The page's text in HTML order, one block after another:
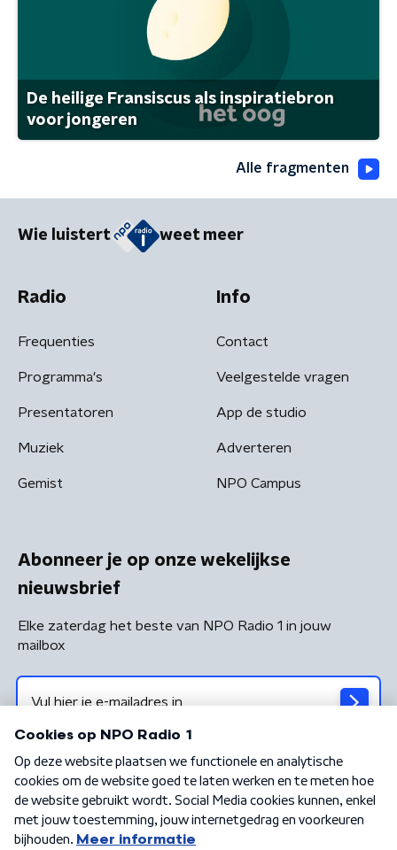
De heilige Fransiscus als inspiratiebron
voor jongeren
Alle fragmenten
Wie luistert weet meer
Radio
Frequenties
Programma's
Presentatoren
Muziek
Gemist
Info
Contact
Veelgestelde vragen
App de studio
Adverteren
NPO Campus
Abonneer je op onze wekelijkse
nieuwsbrief
Elke zaterdag het beste van NPO Radio 1 in jouw
mailbox
Algemene voorwaarden